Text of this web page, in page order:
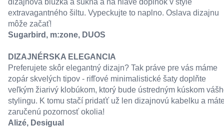
extravagantného šiltu. Vypeckujte to naplno. Oslava dizajnu
môže začať!
Sugarbird, m:zone, DUOS
DIZAJNÉRSKA ELEGANCIA
Preferujete skôr elegantný dizajn? Tak práve pre vás máme
zopár skvelých tipov - rifľové minimalistické šaty doplňte
veľkým žiarivý klobúkom, ktorý bude ústredným kúskom
stylingu. K tomu stačí pridaťť už len dizajnovú kabelku a
zaručenú pozornosť okolia!
Alizé, Desigual